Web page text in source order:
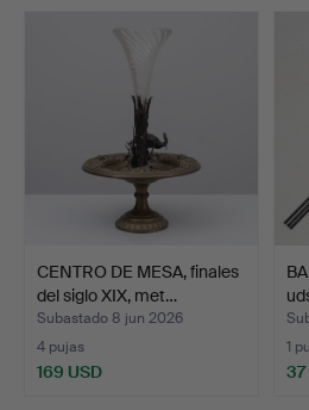
CENTRO DE MESA, finales
del siglo XIX, met…
Subastado 8 jun 2026
4 pujas
169 USD
1
37